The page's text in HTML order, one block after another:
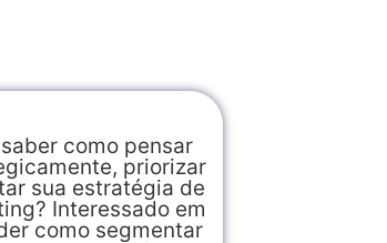
como pensar
priorizar
sua estratégia de
Interessado em
como segmentar